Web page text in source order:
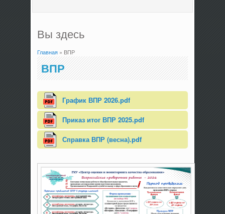
Вы здесь
Главная» ВПР
ВПР
График ВПР 2026.pdf
Приказ итог ВПР 2025.pdf
Справка ВПР (весна).pdf